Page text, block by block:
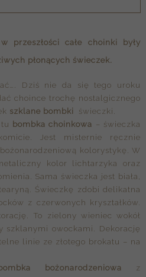
przeszłości całe choinki były
płonących świeczek.
Dziś nie da się tego uroku
choince trochę nostalgicznego
szklane bombki
świeczki.
bombka choinkowa – świeczka
Jest misternie ręcznie
kolorystykę. W
kolor lichtarzyka oraz
Sama świeczka jest biała,
Świeczkę zdobi delikatna
z czerwonych kryształków.
To zielony wieniec wokół
szklanymi owockami. Dekorację
linie ze złotego brokatu – na
bożonarodzeniowa z